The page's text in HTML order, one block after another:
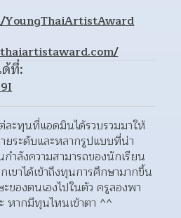
YoungThaiArtistAward
ที่:
ละทุนที่แอดมินได้รวบรวมมาให้
ระดับและหลากรูปแบบที่น่า
ำลังความสามารถของนักเรียน
ขาได้เข้าถึงทุนการศึกษามากขึ้น
องตนเองไปในตัว ครูลองพา
หากมีทุนไหนเข้าตา ^^